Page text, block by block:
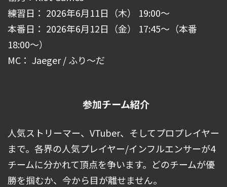
練習日： 2026年6月11日（木） 19:00～
本番日： 2026年6月12日（金） 17:45～（本番
18:00～）
MC： Jaeger / ふり～だ
参加チーム紹介
人気ストリーマー、VTuber、そしてプロプレイヤー
まで。各界の人気プレイヤー/インフルエンサーが4
チームに分かれて頂点を争います。どのチームが優
勝を掴むか、今から目が離せません。